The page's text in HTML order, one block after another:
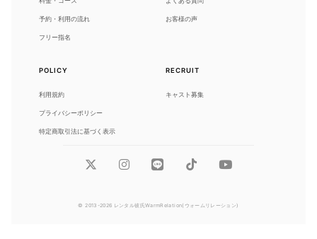
予約・利用の流れ
フリー指名
お客様の声
POLICY
利用規約
プライバシーポリシー
特定商取引法に基づく表示
RECRUIT
キャスト募集
© 2013-2026 レンタル彼氏WarmRelation(ウォームリレーション)